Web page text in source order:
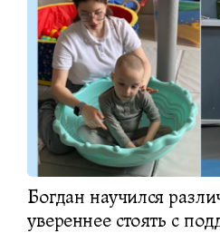
Богдан научился
увереннее стоять с